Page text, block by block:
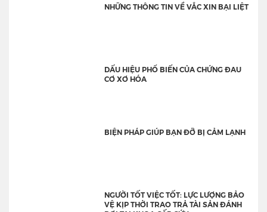
NHỮNG THÔNG TIN VỀ VẮC XIN BẠI LIỆT
DẤU HIỆU PHỔ BIẾN CỦA CHỨNG ĐAU
CƠ XƠ HÓA
BIỆN PHÁP GIÚP BẠN ĐỠ BỊ CẢM LẠNH
NGƯỜI TỐT VIỆC TỐT: LỰC LƯỢNG BẢO
VỆ KỊP THỜI TRAO TRẢ TÀI SẢN ĐÁNH